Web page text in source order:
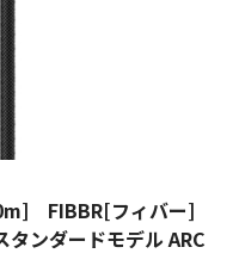
FIBBR[フィバー]
ンダードモデル ARC